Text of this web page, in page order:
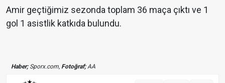
Amir geçtiğimiz sezonda toplam 36 maça çıktı ve 1
gol 1 asistlik katkıda bulundu.
Haber;Sporx.com, Fotoğraf;AA